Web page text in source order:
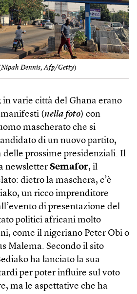
Nipah Dennis, Afp/Getty)
in varie città del Ghana erano
(nella foto) con
mascherato che si
di un nuovo partito,
delle prossime presidenziali. Il
news­letter Semafor, il
dietro la maschera, c’è
un ricco imprenditore
di presentazione del
politici africani molto
come il nigeriano Peter Obi o
Malema. Secondo il sito
ha lanciato la sua
per poter influire sul voto
ma le aspettative che ha